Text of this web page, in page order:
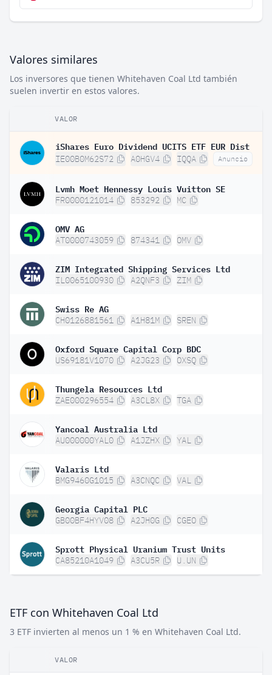
Valores similares
Los inversores que tienen Whitehaven Coal Ltd también
suelen invertir en estos valores.
VALOR
iShares Euro Dividend UCITS ETF EUR Dist
IE00B0M62S72 A0HGV4 IQQA Anuncio
Lvmh Moet Hennessy Louis Vuitton SE
FR0000121014 853292 MC
OMV AG
AT0000743059 874341 OMV
ZIM Integrated Shipping Services Ltd
IL0065100930 A2QNF3 ZIM
Swiss Re AG
CH0126881561 A1H81M SREN
Oxford Square Capital Corp BDC
US69181V1070 A2JG23 OXSQ
Thungela Resources Ltd
ZAE000296554 A3CL8X TGA
Yancoal Australia Ltd
AU000000YAL0 A1JZHX YAL
Valaris Ltd
BMG9460G1015 A3CNQC VAL
Georgia Capital PLC
GB00BF4HYV08 A2JH0G CGEO
Sprott Physical Uranium Trust Units
CA85210A1049 A3CU5R U.UN
ETF con Whitehaven Coal Ltd
3 ETF invierten al menos un 1 % en Whitehaven Coal Ltd.
VALOR